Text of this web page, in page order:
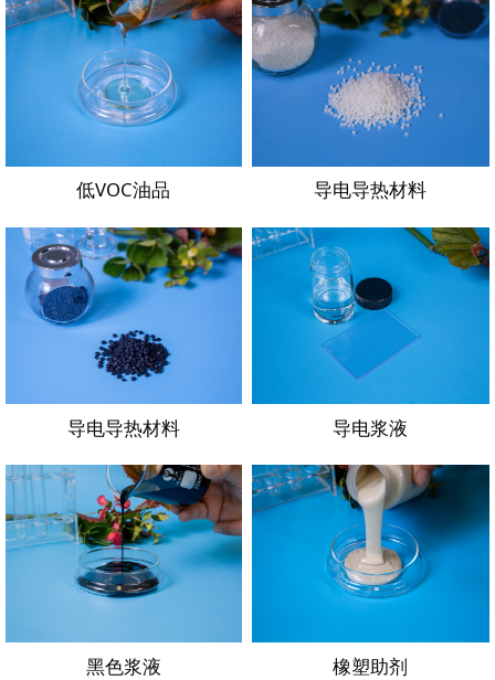
低VOC油品 导电导热材料
导电导热材料 导电浆液
黑色浆液 橡塑助剂